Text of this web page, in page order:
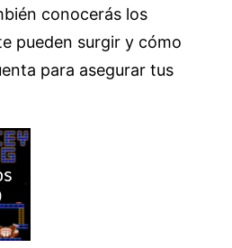
conocerás los
pueden surgir y cómo
para asegurar tus